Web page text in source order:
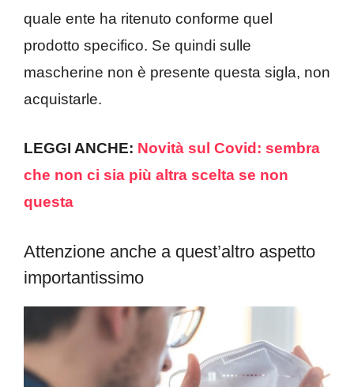
quale ente ha ritenuto conforme quel
prodotto specifico. Se quindi sulle
mascherine non è presente questa sigla, non
acquistarle.
LEGGI ANCHE: Novità sul Covid: sembra
che non ci sia più altra scelta se non
questa
Attenzione anche a quest’altro aspetto
importantissimo